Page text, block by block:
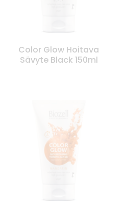
Color Glow Hoitava
Sävyte Black 150ml